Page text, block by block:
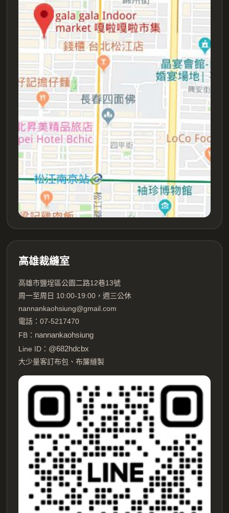
高雄裁縫室
高雄市鹽埕區公園二路12巷13號
周一至周日 10:00-19:00，週三公休
nannankaohsiung@gmail.com
電話：07-5217470
FB： nannankaohsiung
Line ID： @682hdcbx
大少量客訂布包、布簾縫製